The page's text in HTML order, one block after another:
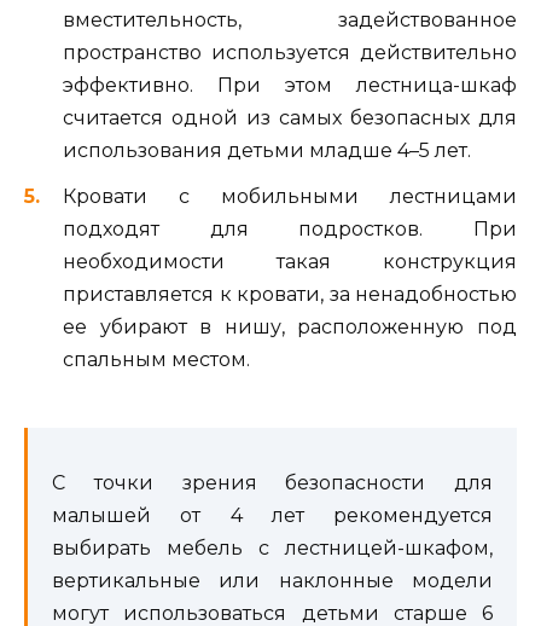
вместительность, задействованное
пространство используется действительно
эффективно. При этом лестница-шкаф
считается одной из самых безопасных для
использования детьми младше 4–5 лет.
Кровати с мобильными лестницами
подходят для подростков. При
необходимости такая конструкция
приставляется к кровати, за ненадобностью
ее убирают в нишу, расположенную под
спальным местом.
С точки зрения безопасности для
малышей от 4 лет рекомендуется
выбирать мебель с лестницей-шкафом,
вертикальные или наклонные модели
могут использоваться детьми старше 6